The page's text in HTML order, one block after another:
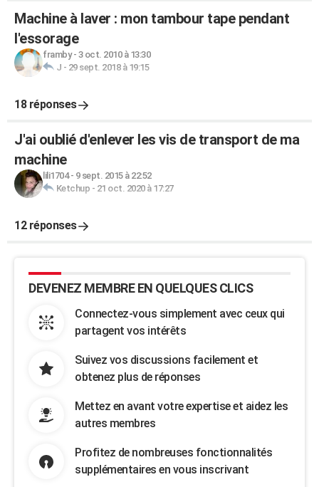
Machine à laver : mon tambour tape pendant
l'essorage
framby- 3 oct. 2010 à 13:30
J - 29 sept. 2018 à 19:15
18 réponses
J'ai oublié d'enlever les vis de transport de ma
machine
lili1704- 9 sept. 2015 à 22:52
Ketchup - 21 oct. 2020 à 17:27
12 réponses
DEVENEZ MEMBRE EN QUELQUES CLICS
Connectez-vous simplement avec ceux qui
partagent vos intérêts
Suivez vos discussions facilement et
obtenez plus de réponses
Mettez en avant votre expertise et aidez les
autres membres
Profitez de nombreuses fonctionnalités
supplémentaires en vous inscrivant